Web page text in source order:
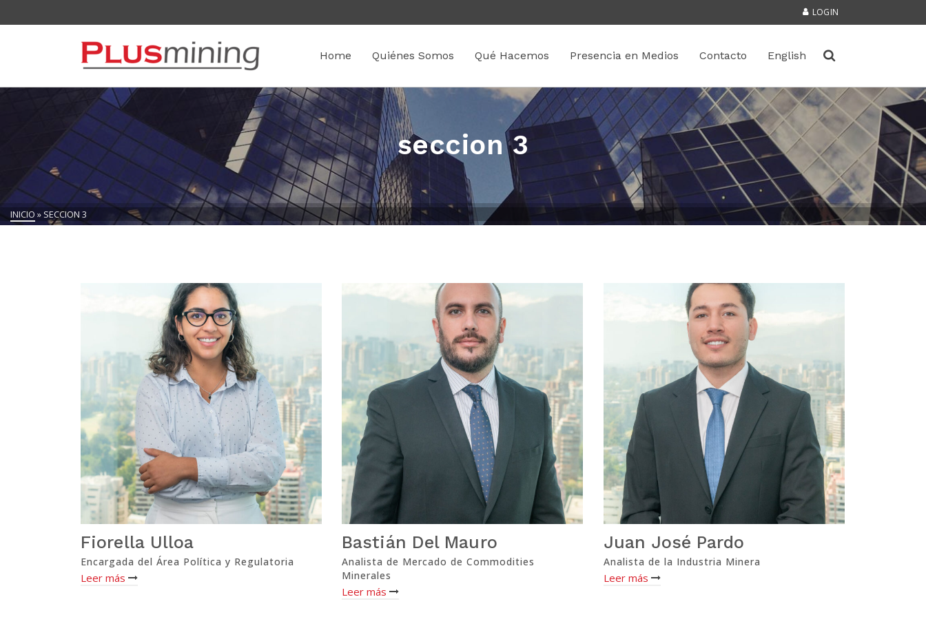
LOGIN
Home Quiénes Somos Qué Hacemos Presencia en Medios Contacto English
seccion 3
INICIO » SECCION 3
Fiorella Ulloa
Encargada del Área Política y Regulatoria
Leer más
Bastián Del Mauro
Analista de Mercado de Commodities
Minerales
Leer más
Juan José Pardo
Analista de la Industria Minera
Leer más